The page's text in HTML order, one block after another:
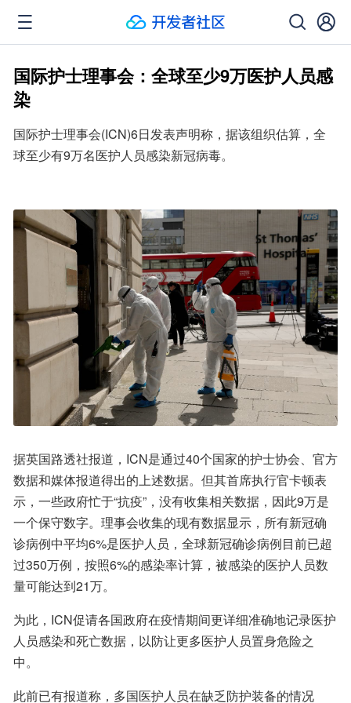
国际护士理事会：全球至少9万医护人员感
染
国际护士理事会(ICN)6日发表声明称，据该组织估算，全
球至少有9万名医护人员感染新冠病毒。
据英国路透社报道，ICN是通过40个国家的护士协会、官方
数据和媒体报道得出的上述数据。但其首席执行官卡顿表
示，一些政府忙于“抗疫”，没有收集相关数据，因此9万是
一个保守数字。理事会收集的现有数据显示，所有新冠确
诊病例中平均6%是医护人员，全球新冠确诊病例目前已超
过350万例，按照6%的感染率计算，被感染的医护人员数
量可能达到21万。
为此，ICN促请各国政府在疫情期间更详细准确地记录医护
人员感染和死亡数据，以防让更多医护人员置身危险之
中。
此前已有报道称，多国医护人员在缺乏防护装备的情况